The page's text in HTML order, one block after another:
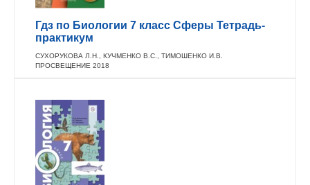
Гдз по Биологии 7 класс Сферы Тетрадь-
практикум
СУХОРУКОВА Л.Н., КУЧМЕНКО В.С., ТИМОШЕНКО И.В.
ПРОСВЕЩЕНИЕ 2018